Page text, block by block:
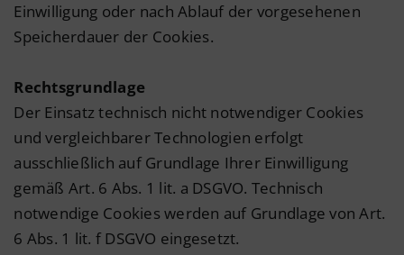
Einwilligung oder nach Ablauf der vorgesehenen
Speicherdauer der Cookies.
Rechtsgrundlage
Der Einsatz technisch nicht notwendiger Cookies
und vergleichbarer Technologien erfolgt
ausschließlich auf Grundlage Ihrer Einwilligung
gemäß Art. 6 Abs. 1 lit. a DSGVO. Technisch
notwendige Cookies werden auf Grundlage von Art.
6 Abs. 1 lit. f DSGVO eingesetzt.